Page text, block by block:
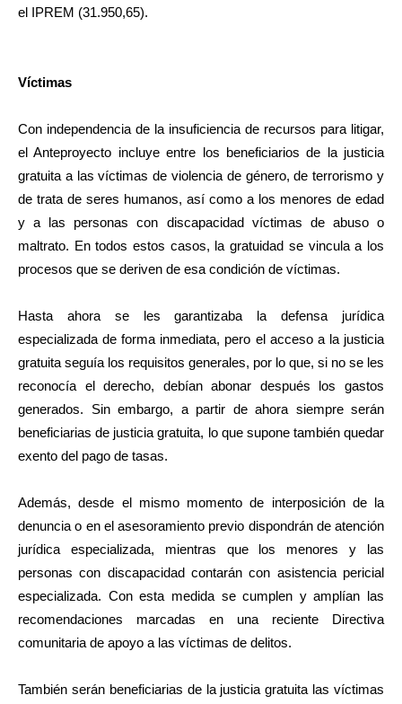
el IPREM (31.950,65).
Víctimas
Con independencia de la insuficiencia de recursos para litigar,
el Anteproyecto incluye entre los beneficiarios de la justicia
gratuita a las víctimas de violencia de género, de terrorismo y
de trata de seres humanos, así como a los menores de edad
y a las personas con discapacidad víctimas de abuso o
maltrato. En todos estos casos, la gratuidad se vincula a los
procesos que se deriven de esa condición de víctimas.
Hasta ahora se les garantizaba la defensa jurídica
especializada de forma inmediata, pero el acceso a la justicia
gratuita seguía los requisitos generales, por lo que, si no se les
reconocía el derecho, debían abonar después los gastos
generados. Sin embargo, a partir de ahora siempre serán
beneficiarias de justicia gratuita, lo que supone también quedar
exento del pago de tasas.
Además, desde el mismo momento de interposición de la
denuncia o en el asesoramiento previo dispondrán de atención
jurídica especializada, mientras que los menores y las
personas con discapacidad contarán con asistencia pericial
especializada. Con esta medida se cumplen y amplían las
recomendaciones marcadas en una reciente Directiva
comunitaria de apoyo a las víctimas de delitos.
También serán beneficiarias de la justicia gratuita las víctimas